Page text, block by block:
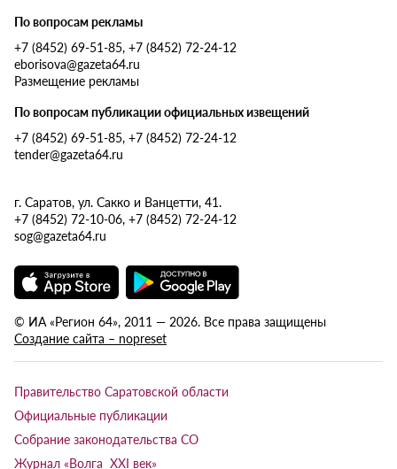
По вопросам рекламы
+7 (8452) 69-51-85, +7 (8452) 72-24-12
eborisova@gazeta64.ru
Размещение рекламы
По вопросам публикации официальных извещений
+7 (8452) 69-51-85, +7 (8452) 72-24-12
tender@gazeta64.ru
г. Саратов, ул. Сакко и Ванцетти, 41.
+7 (8452) 72-10-06, +7 (8452) 72-24-12
sog@gazeta64.ru
© ИА «Регион 64», 2011 — 2026. Все права защищены
Создание сайта – nopreset
Правительство Саратовской области
Официальные публикации
Собрание законодательства СО
Журнал «Волга XXI век»